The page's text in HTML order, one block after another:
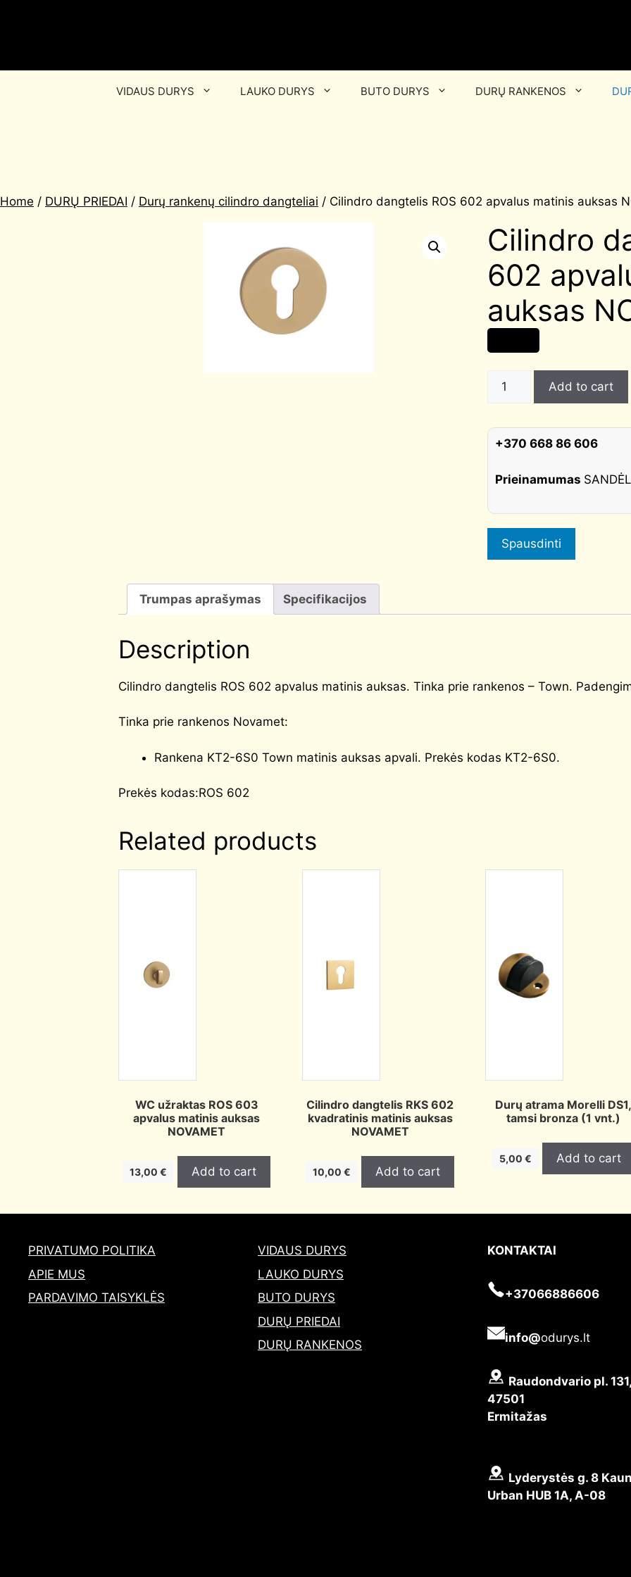
VIDAUS DURYS LAUKO DURYS BUTO DURYS DURŲ RANKENOS
Home / DURŲ PRIEDAI / Durų rankenų cilindro dangteliai / Cilindro dangtelis ROS 602 apvalus matinis auksas
Cilindro
602
auksas
Cilindro
602
apvalus
auksas
Add to cart
+370 668 86 606
Prieinamumas
Spausdinti
Trumpas aprašymas Specifikacijos
Description
Cilindro dangtelis ROS 602 apvalus matinis auksas. Tinka prie rankenos – Town.
Tinka prie rankenos Novamet:
Rankena KT2-6S0 Town matinis auksas apvali. Prekės kodas KT2-6S0.
Prekės kodas:ROS 602
Related products
WC užraktas ROS 603
apvalus matinis auksas
NOVAMET
13,00€ Add to cart
Cilindro dangtelis RKS 602
kvadratinis matinis auksas
NOVAMET
10,00€ Add to cart
Durų atrama Morelli DS1,
tamsi bronza (1 vnt.)
5,00 € Add to cart
PRIVATUMO POLITIKA
APIE MUS
PARDAVIMO TAISYKLĖS
VIDAUS DURYS
LAUKO DURYS
BUTO DURYS
DURŲ PRIEDAI
DURŲ RANKENOS
KONTAKTAI
+37066886606
info@odurys.lt
Raudondvario pl.
47501
Ermitažas
Lyderystės g. 8
Urban HUB 1A, A-08